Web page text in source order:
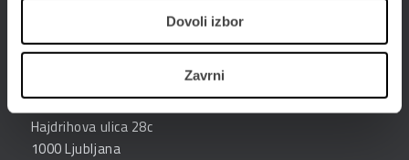
Dovoli izbor
Zavrni
Datalab SI d.o.o.
Hajdrihova ulica 28c
1000 Ljubljana